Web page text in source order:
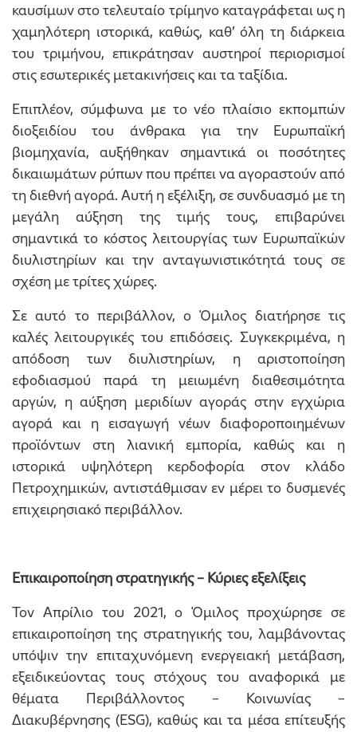
καυσίμων στο τελευταίο τρίμηνο καταγράφεται ως η
χαμηλότερη ιστορικά, καθώς, καθ’ όλη τη διάρκεια
του τριμήνου, επικράτησαν αυστηροί περιορισμοί
στις εσωτερικές μετακινήσεις και τα ταξίδια.
Επιπλέον, σύμφωνα με το νέο πλαίσιο εκπομπών
διοξειδίου του άνθρακα για την Ευρωπαϊκή
βιομηχανία, αυξήθηκαν σημαντικά οι ποσότητες
δικαιωμάτων ρύπων που πρέπει να αγοραστούν από
τη διεθνή αγορά. Αυτή η εξέλιξη, σε συνδυασμό με τη
μεγάλη αύξηση της τιμής τους, επιβαρύνει
σημαντικά το κόστος λειτουργίας των Ευρωπαϊκών
διυλιστηρίων και την ανταγωνιστικότητά τους σε
σχέση με τρίτες χώρες.
Σε αυτό το περιβάλλον, ο Όμιλος διατήρησε τις
καλές λειτουργικές του επιδόσεις. Συγκεκριμένα, η
απόδοση των διυλιστηρίων, η αριστοποίηση
εφοδιασμού παρά τη μειωμένη διαθεσιμότητα
αργών, η αύξηση μεριδίων αγοράς στην εγχώρια
αγορά και η εισαγωγή νέων διαφοροποιημένων
προϊόντων στη λιανική εμπορία, καθώς και η
ιστορικά υψηλότερη κερδοφορία στον κλάδο
Πετροχημικών, αντιστάθμισαν εν μέρει το δυσμενές
επιχειρησιακό περιβάλλον.
Επικαιροποίηση στρατηγικής – Κύριες εξελίξεις
Τον Απρίλιο του 2021, ο Όμιλος προχώρησε σε
επικαιροποίηση της στρατηγικής του, λαμβάνοντας
υπόψιν την επιταχυνόμενη ενεργειακή μετάβαση,
εξειδικεύοντας τους στόχους του αναφορικά με
θέματα Περιβάλλοντος – Κοινωνίας –
Διακυβέρνησης (ESG), καθώς και τα μέσα επίτευξής